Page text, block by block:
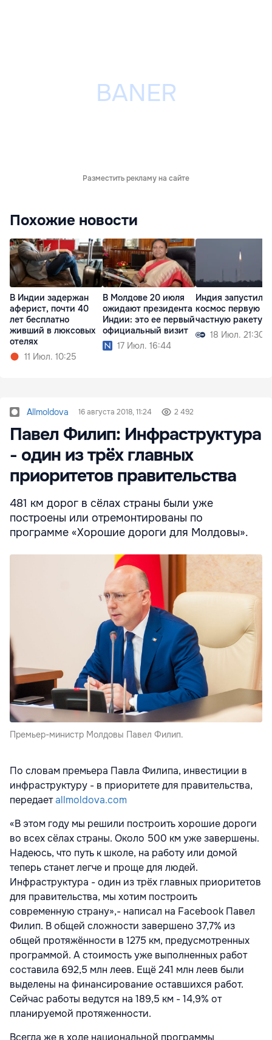
Разместить рекламу на сайте
Похожие новости
В Индии задержан
аферист, почти 40
лет бесплатно
живший в люксовых
отелях
11 Июл. 10:25
В Молдове 20 июля
ожидают президента
Индии: это ее первый
официальный визит
17 Июл. 16:44
Индия запустила
космос первую
частную ракету
18 Июл. 21:30
Allmoldova 16 августа 2018, 11:24 2 492
Павел Филип: Инфраструктура
- один из трёх главных
приоритетов правительства
481 км дорог в сёлах страны были уже
построены или отремонтированы по
программе «Хорошие дороги для Молдовы».
Премьер-министр Молдовы Павел Филип.
По словам премьера Павла Филипа, инвестиции в
инфраструктуру - в приоритете для правительства,
передаетallmoldova.com
«В этом году мы решили построить хорошие дороги
во всех сёлах страны. Около 500 км уже завершены.
Надеюсь, что путь к школе, на работу или домой
теперь станет легче и проще для людей.
Инфраструктура - один из трёх главных приоритетов
для правительства, мы хотим построить
современную страну»,- написал на Facebook Павел
Филип. В общей сложности завершено 37,7% из
общей протяжённости в 1275 км, предусмотренных
программой. А стоимость уже выполненных работ
составила 692,5 млн леев. Ещё 241 млн леев были
выделены на финансирование оставшихся работ.
Сейчас работы ведутся на 189,5 км - 14,9% от
планируемой протяженности.
Всегда же в ходе национальной программы